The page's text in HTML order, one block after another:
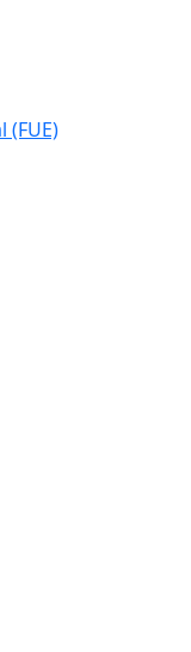
(FUE)